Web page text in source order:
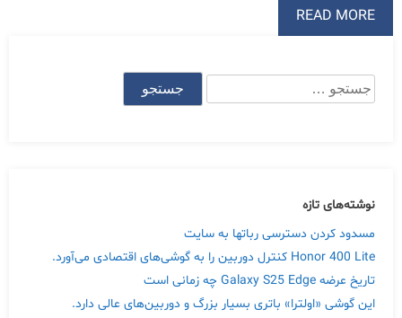
READ MORE
جستجو
برای:
نوشته‌های تازه
مسدود کردن دسترسی رباتها به سایت
Honor 400 Lite کنترل دوربین را به گوشی‌های اقتصادی می‌آورد.
تاریخ عرضه Galaxy S25 Edge چه زمانی است
این گوشی «اولترا» باتری بسیار بزرگ و دوربین‌های عالی دارد.